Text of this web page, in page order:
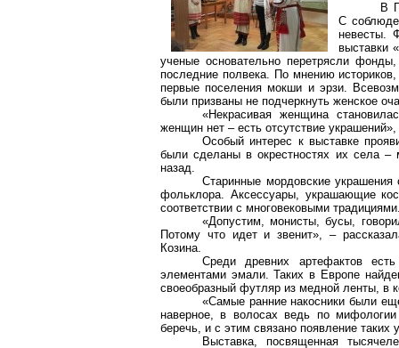
В
С
невесты.
выставки
ученые основательно перетрясли
последние полвека. По мнению
первые поселения мокши и эрзи.
были призваны не подчеркнуть женское
«Некрасивая женщина
женщин нет – есть отсутствие
Особый интерес к выставке
были сделаны в окрестностях их села
назад.
Старинные мордовские
фольклора. Аксессуары, украшающие
соответствии с многовековыми
«Допустим, монисты, бусы,
Потому что идет и звенит», –
Козина.
Среди древних артефактов
элементами эмали. Таких в Европе
своеобразный футляр из медной ленты, в
«Самые ранние накосники были
наверное, в волосах ведь по
беречь, и с этим связано появление
Выставка, посвященная